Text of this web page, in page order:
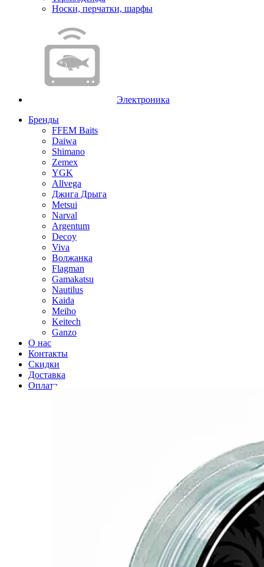
Носки, перчатки, шарфы
Электроника
Бренды
FFEM Baits
Daiwa
Shimano
Zemex
YGK
Allvega
Джига Дрыга
Metsui
Narval
Argentum
Decoy
Viva
Волжанка
Flagman
Gamakatsu
Nautilus
Kaida
Meiho
Keitech
Ganzo
О нас
Контакты
Скидки
Доставка
Оплата